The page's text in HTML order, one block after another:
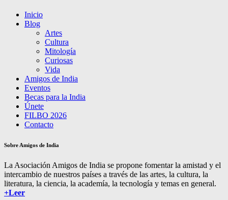
Inicio
Blog
Artes
Cultura
Mitología
Curiosas
Vida
Amigos de India
Eventos
Becas para la India
Únete
FILBO 2026
Contacto
Sobre Amigos de India
La Asociación Amigos de India se propone fomentar la amistad y el
intercambio de nuestros países a través de las artes, la cultura, la
literatura, la ciencia, la academía, la tecnología y temas en general.
+Leer